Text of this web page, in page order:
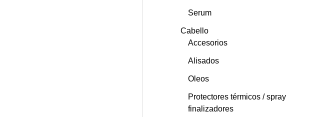
Serum
Cabello
Accesorios
Alisados
Oleos
Protectores térmicos / spray
finalizadores